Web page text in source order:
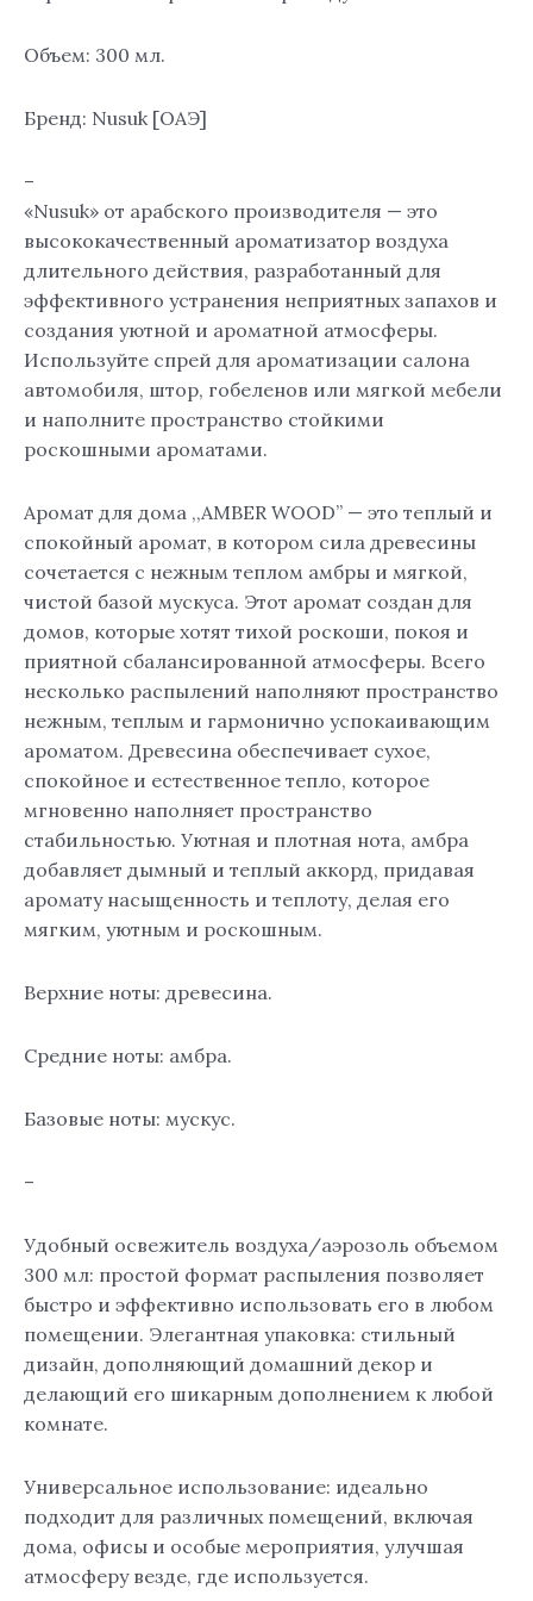
Объем: 300 мл.
Бренд: Nusuk [ОАЭ]
–
«Nusuk» от арабского производителя — это
высококачественный ароматизатор воздуха
длительного действия, разработанный для
эффективного устранения неприятных запахов и
создания уютной и ароматной атмосферы.
Используйте спрей для ароматизации салона
автомобиля, штор, гобеленов или мягкой мебели
и наполните пространство стойкими
роскошными ароматами.
Аромат для дома ,,AMBER WOOD” — это теплый и
спокойный аромат, в котором сила древесины
сочетается с нежным теплом амбры и мягкой,
чистой базой мускуса. Этот аромат создан для
домов, которые хотят тихой роскоши, покоя и
приятной сбалансированной атмосферы. Всего
несколько распылений наполняют пространство
нежным, теплым и гармонично успокаивающим
ароматом. Древесина обеспечивает сухое,
спокойное и естественное тепло, которое
мгновенно наполняет пространство
стабильностью. Уютная и плотная нота, амбра
добавляет дымный и теплый аккорд, придавая
аромату насыщенность и теплоту, делая его
мягким, уютным и роскошным.
Верхние ноты: древесина.
Средние ноты: амбра.
Базовые ноты: мускус.
–
Удобный освежитель воздуха/аэрозоль объемом
300 мл: простой формат распыления позволяет
быстро и эффективно использовать его в любом
помещении. Элегантная упаковка: стильный
дизайн, дополняющий домашний декор и
делающий его шикарным дополнением к любой
комнате.
Универсальное использование: идеально
подходит для различных помещений, включая
дома, офисы и особые мероприятия, улучшая
атмосферу везде, где используется.